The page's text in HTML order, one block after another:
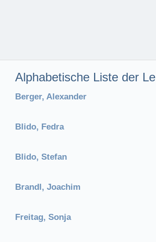
Alphabetische Liste der
Berger, Alexander
Blido, Fedra
Blido, Stefan
Brandl, Joachim
Freitag, Sonja